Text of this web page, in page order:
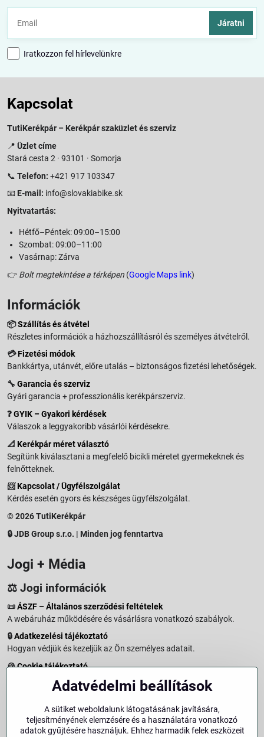
Járatni
Iratkozzon fel hírlevelünkre
Kapcsolat
TutiKerékpár – Kerékpár szaküzlet és szerviz
📍 Üzlet címe
Stará cesta 2 · 93101 · Somorja
📞 Telefon: +421 917 103347
📧 E-mail: info@slovakiabike.sk
Nyitvatartás:
Hétfő–Péntek: 09:00–15:00
Szombat: 09:00–11:00
Vasárnap: Zárva
👉 Bolt megtekintése a térképen (Google Maps link)
Információk
📦Szállítás és átvétel
Részletes információk a házhozszállításról és személyes átvételről.
💳Fizetési módok
Bankkártya, utánvét, előre utalás – biztonságos fizetési lehetőségek.
🔧 Garancia és szerviz
Gyári garancia + professzionális kerékpárszerviz.
❓GYIK – Gyakori kérdések
Válaszok a leggyakoribb vásárlói kérdésekre.
📐 Kerékpár méret választó
Segítünk kiválasztani a megfelelő bicikli méretet gyermekeknek és
felnőtteknek.
📨Kapcsolat / Ügyfélszolgálat
Kérdés esetén gyors és készséges ügyfélszolgálat.
© 2026 TutiKerékpár
🔒 JDB Group s.r.o. | Minden jog fenntartva
Jogi + Média
⚖️ Jogi információk
📜ÁSZF – Általános szerződési feltételek
A webáruház működésére és vásárlásra vonatkozó szabályok.
🔒Adatkezelési tájékoztató
Hogyan védjük és kezeljük az Ön személyes adatait.
🍪Cookie tájékoztató
A weboldalon használt sütikről és adatkezelésről.
Vásárlástól való elállás menete és feltételei.
Elállás a szerződéstől
Adatvédelmi beállítások
A sütiket weboldalunk látogatásának javítására,
teljesítményének elemzésére és a használatára vonatkozó
adatok gyűjtésére használjuk. Ehhez harmadik felek eszközeit